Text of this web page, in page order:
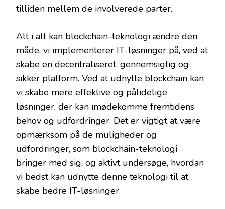
tilliden mellem de involverede parter.
Alt i alt kan blockchain-teknologi ændre den
måde, vi implementerer IT-løsninger på, ved at
skabe en decentraliseret, gennemsigtig og
sikker platform. Ved at udnytte blockchain kan
vi skabe mere effektive og pålidelige
løsninger, der kan imødekomme fremtidens
behov og udfordringer. Det er vigtigt at være
opmærksom på de muligheder og
udfordringer, som blockchain-teknologi
bringer med sig, og aktivt undersøge, hvordan
vi bedst kan udnytte denne teknologi til at
skabe bedre IT-løsninger.